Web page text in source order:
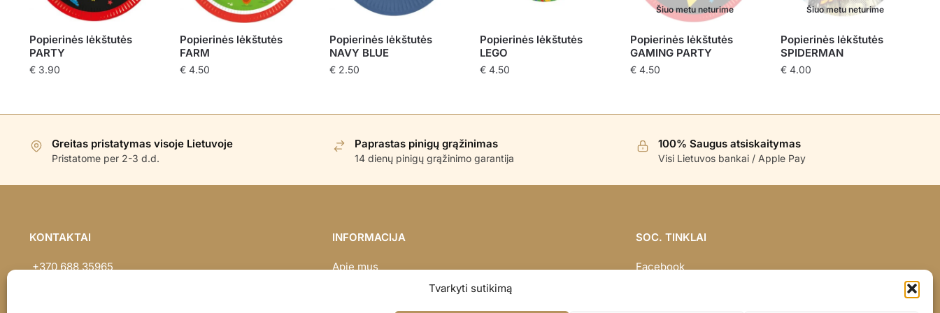
Tvarkyti sutikimą
Popierinės lėkštutės
PARTY
€3.90
Popierinės lėkštutės
FARM
€4.50
Popierinės lėkštutės
NAVY BLUE
€ 2.50
Popierinės lėkštutės
LEGO
€ 4.50
Šiuo metu neturime
Popierinės lėkštutės
GAMING PARTY
€ 4.50
Šiuo metu neturime
Popierinės lėkštutės
SPIDERMAN
€4.00
Greitas pristatymas visoje Lietuvoje
Pristatome per 2-3 d.d.
Paprastas pinigų grąžinimas
14 dienų pinigų grąžinimo garantija
100% Saugus atsiskaitymas
Visi Lietuvos bankai / Apple Pay
KONTAKTAI
+370 688 35965
INFORMACIJA
Apie mus
SOC. TINKLAI
Facebook